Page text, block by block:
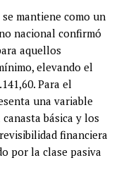
mantiene como un
nacional confirmó
aquellos
elevando el
Para el
una variable
básica y los
financiera
por la clase pasiva